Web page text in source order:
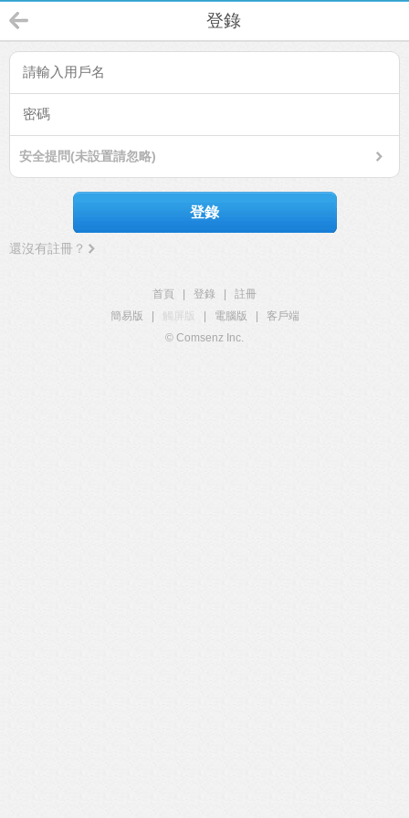
登錄
安全提問(未設置請忽略)
登錄
還沒有註冊？
首頁 登錄
註冊
簡易版
觸屏版 電腦版
客戶端
© Comsenz Inc.